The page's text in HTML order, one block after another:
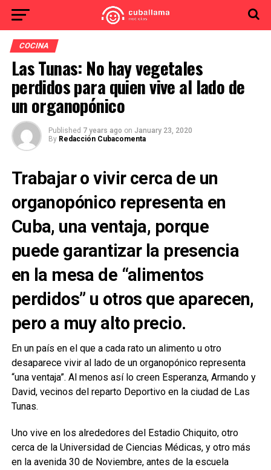
COCINA
Las Tunas: No hay vegetales
perdidos para quien vive al lado de
un organopónico
Published 7 years ago on January 23, 2020
By Redacción Cubacomenta
Trabajar o vivir cerca de un
organopónico representa en
Cuba, una ventaja, porque
puede garantizar la presencia
en la mesa de “alimentos
perdidos” u otros que aparecen,
pero a muy alto precio.
En un país en el que a cada rato un alimento u otro
desaparece vivir al lado de un organopónico representa
“una ventaja”. Al menos así lo creen Esperanza, Armando y
David, vecinos del reparto Deportivo en la ciudad de Las
Tunas.
Uno vive en los alrededores del Estadio Chiquito, otro
cerca de la Universidad de Ciencias Médicas, y otro más
en la avenida 30 de Noviembre, antes de la escuela